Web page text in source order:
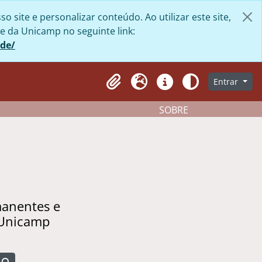
site e personalizar conteúdo. Ao utilizar este site,
da Unicamp no seguinte link:
Clipboard
Idioma AtalhosAparênciaEntrar
SOBRE
e